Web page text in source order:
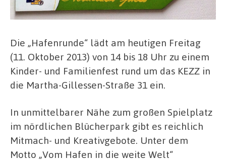
Die „Hafenrunde“ lädt am heutigen Freitag
(11. Oktober 2013) von 14 bis 18 Uhr zu einem
Kinder- und Familienfest rund um das KEZZ in
die Martha-Gillessen-Straße 31 ein.
In unmittelbarer Nähe zum großen Spielplatz
im nördlichen Blücherpark gibt es reichlich
Mitmach- und Kreativgebote. Unter dem
Motto „Vom Hafen in die weite Welt“